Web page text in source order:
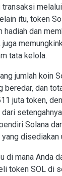
itu, token
hadiah dan
tata kelola.
jumlah koin
beredar, dan
juta token,
Solana
yang disediakan
di mana Anda
token SOL di